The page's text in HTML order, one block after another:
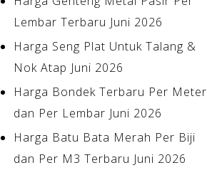
Lembar Terbaru Juni 2026
Harga Seng Plat Untuk Talang &
Nok Atap Juni 2026
Harga Bondek Terbaru Per Meter
dan Per Lembar Juni 2026
Harga Batu Bata Merah Per Biji
dan Per M3 Terbaru Juni 2026